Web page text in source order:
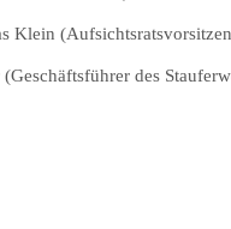
Klein
des